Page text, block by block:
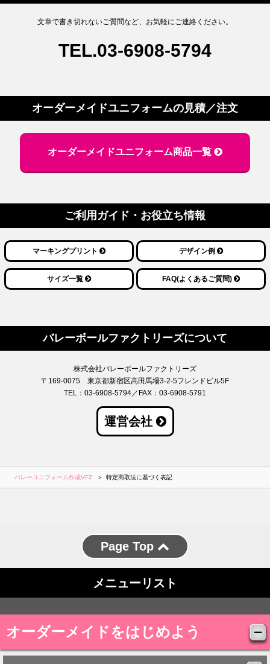
文章で書き切れないご質問など、お気軽にご連絡ください。
TEL.03-6908-5794
オーダーメイドユニフォームの見積／注文
オーダーメイドユニフォーム商品一覧
ご利用ガイド・お役立ち情報
マーキングプリント デザイン例
サイズ一覧 FAQ(よくあるご質問)
バレーボールファクトリーズについて
株式会社バレーボールファクトリーズ
〒169-0075 東京都新宿区高田馬場3-2-5フレンドビル5F
TEL：03-6908-5794／FAX：03-6908-5791
運営会社
バレーユニフォーム作成VFZ 特定商取法に基づく表記
Page Top
メニューリスト
オーダーメイドをはじめよう